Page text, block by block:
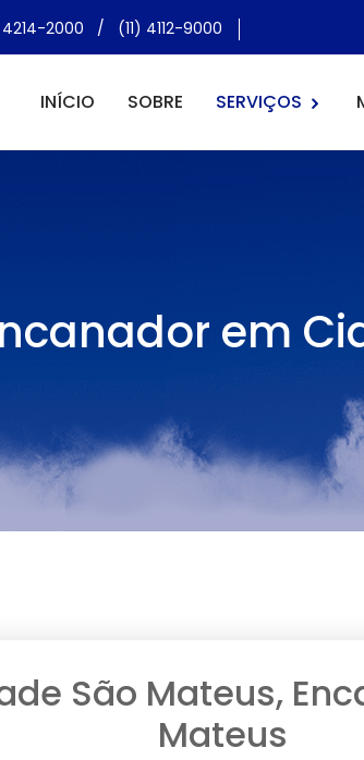
4214-2000 / (11) 4112-9000
INÍCIO SOBRE SERVIÇOS
em
São Mateus,
Mateus